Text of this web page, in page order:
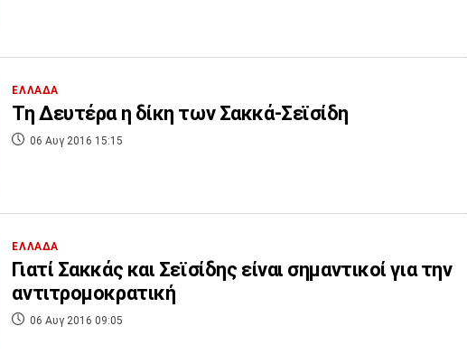
ΕΛΛΑΔΑ
Τη Δευτέρα η δίκη των Σακκά-Σεϊσίδη
06 Αυγ 2016 15:15
ΕΛΛΑΔΑ
Γιατί Σακκάς και Σεϊσίδης είναι σημαντικοί για την
αντιτρομοκρατική
06 Αυγ 2016 09:05